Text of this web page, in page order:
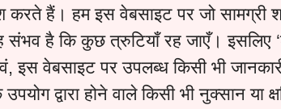
करते हैं। हम इस वेबसाइट पर जो सामग्री
संभव है कि कुछ त्रुटियाँ रह जाएँ। इसलिए
इस वेबसाइट पर उपलब्ध किसी भी
द्वारा होने वाले किसी भी नुक्सान या